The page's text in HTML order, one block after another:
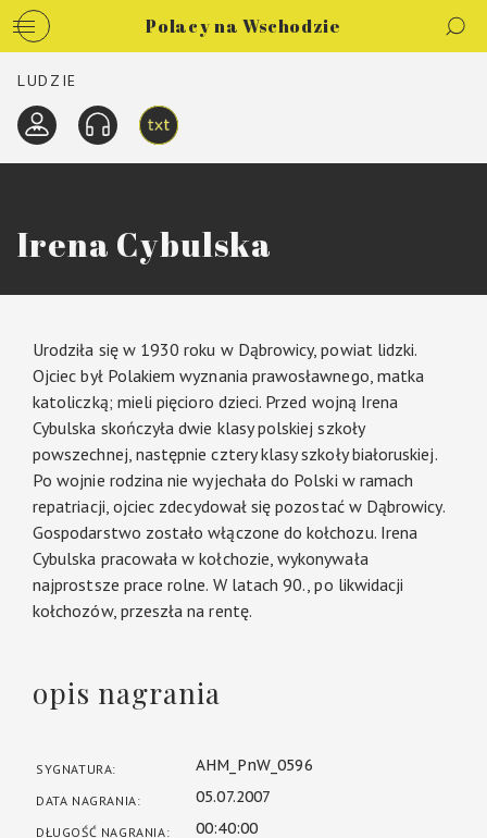
Polacy na Wschodzie
LUDZIE
Irena Cybulska
Urodziła się w 1930 roku w Dąbrowicy, powiat lidzki.
Ojciec był Polakiem wyznania prawosławnego, matka
katoliczką; mieli pięcioro dzieci. Przed wojną Irena
Cybulska skończyła dwie klasy polskiej szkoły
powszechnej, następnie cztery klasy szkoły białoruskiej.
Po wojnie rodzina nie wyjechała do Polski w ramach
repatriacji, ojciec zdecydował się pozostać w Dąbrowicy.
Gospodarstwo zostało włączone do kołchozu. Irena
Cybulska pracowała w kołchozie, wykonywała
najprostsze prace rolne. W latach 90., po likwidacji
kołchozów, przeszła na rentę.
opis nagrania
SYGNATURA: AHM_PnW_0596
DATA NAGRANIA: 05.07.2007
DŁUGOŚĆ NAGRANIA: 00:40:00